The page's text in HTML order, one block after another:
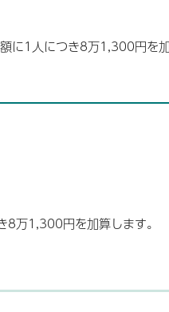
に1人につき8万1,300円を加
8万1,300円を加算します。